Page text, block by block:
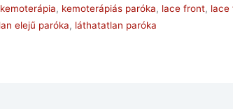
kemoterápia, kemoterápiás paróka, lace front, lace
elejű paróka, láthatatlan paróka